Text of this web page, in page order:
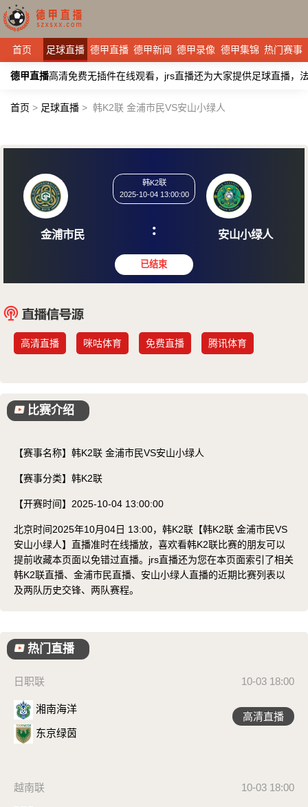
首页 足球直播 德甲直播 德甲新闻 德甲录像 德甲集锦 热门赛事
德甲直播高清免费无插件在线观看，jrs直播还为大家提供足球直播，
首页 > 足球直播 > 韩K2联 金浦市民VS安山小绿人
金浦市民
2025-10-04 13:00:00
: 安山
高清直播 咪咕体育 免费直播 腾讯体育
比赛介绍
【赛事名称】 韩K2联 金浦市民VS安山小绿人
【赛事分类】 韩K2联
【开赛时间】 2025-10-04 13:00:00
北京时间2025年10月04日 13:00，韩K2联【韩K2联 金浦市民VS
安山小绿人】直播准时在线播放，喜欢看韩K2联比赛的朋友可以
提前收藏本页面以免错过直播。jrs直播还为您在本页面索引了相关
韩K2联直播、金浦市民直播、安山小绿人直播的近期比赛列表以
及两队历史交锋、两队赛程。
热门直播
日职联 10-03 18:00
湘南海洋
东京绿茵
高清直播
越南联 10-03 18:00